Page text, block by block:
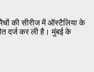
की सीरीज में ऑस्टैलिया के
दर्ज कर ली है। मुंबई के